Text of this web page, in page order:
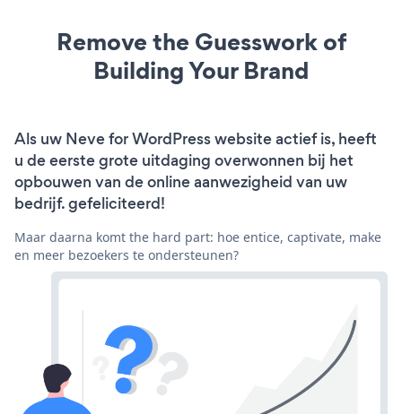
Remove the Guesswork of
Building Your Brand
Als uw Neve for WordPress website actief is, heeft
u de eerste grote uitdaging overwonnen bij het
opbouwen van de online aanwezigheid van uw
bedrijf. gefeliciteerd!
Maar daarna komt the hard part: hoe entice, captivate, make
en meer bezoekers te ondersteunen?